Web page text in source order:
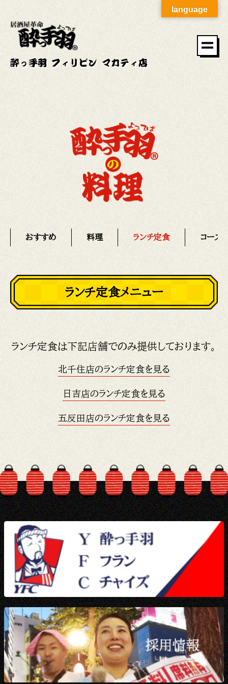
酔っ手羽 フィリピン マカティ店
おすすめ 料理 ランチ定食 コース
ランチ定食メニュー
ランチ定食は下記店舗でのみ提供しております。
北千住店のランチ定食を見る
日吉店のランチ定食を見る
五反田店のランチ定食を見る
language